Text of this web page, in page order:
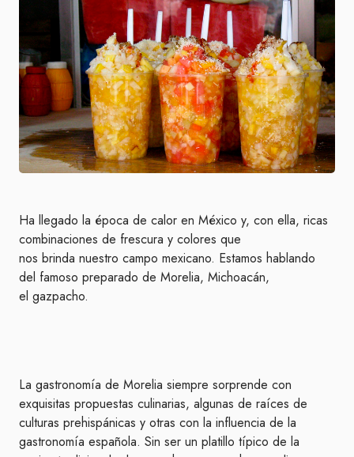
Ha llegado la época de calor en México y, con ella, ricas
combinaciones de frescura y colores que
nos brinda nuestro campo mexicano. Estamos hablando
del famoso preparado de Morelia, Michoacán,
el gazpacho.
La gastronomía de Morelia siempre sorprende con
exquisitas propuestas culinarias, algunas de raíces de
culturas prehispánicas y otras con la influencia de la
gastronomía española. Sin ser un platillo típico de la